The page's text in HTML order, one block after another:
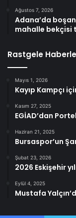
Ağustos 7, 2026
Adana’da
mahalle bekçisi
Rastgele
Mayıs 1, 2026
Kayıp Kampçı
Kasım 27, 2025
EGİAD’dan
Haziran 21, 2025
Bursaspor’un
Şubat 23, 2026
2026 Eskişehir
Eylül 4, 2025
Mustafa